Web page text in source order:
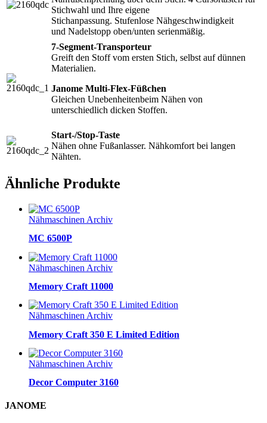
Stichwahl und Ihre eigene
Stichanpassung. Stufenlose Nähgeschwindigkeit
und Nadelstopp oben/unten serienmäßig.
7-Segment-Transporteur
Greift den Stoff vom ersten Stich, selbst auf dünnen
Materialien.
Janome Multi-Flex-Füßchen
Gleichen Unebenheitenbeim Nähen von
unterschiedlich dicken Stoffen.
Start-/Stop-Taste
Nähen ohne Fußanlasser. Nähkomfort bei langen
Nähten.
Ähnliche Produkte
Nähmaschinen Archiv
MC 6500P
Nähmaschinen Archiv
Memory Craft 11000
Nähmaschinen Archiv
Memory Craft 350 E Limited Edition
Nähmaschinen Archiv
Decor Computer 3160
JANOME